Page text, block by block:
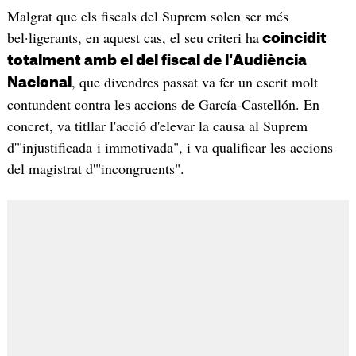
Malgrat que els fiscals del Suprem solen ser més
bel·ligerants, en aquest cas, el seu criteri ha coincidit
totalment amb el del fiscal de l'Audiència
Nacional , que divendres passat va fer un escrit molt
contundent contra les accions de García-Castellón. En
concret, va titllar l'acció d'elevar la causa al Suprem
d'"injustificada i immotivada", i va qualificar les accions
del magistrat d'"incongruents".